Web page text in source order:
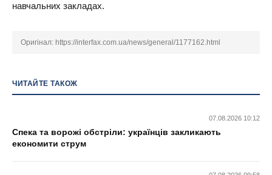
навчальних закладах.
Оригінал: https://interfax.com.ua/news/general/1177162.html
ЧИТАЙТЕ ТАКОЖ
07.08.2026 10:12
Спека та ворожі обстріли: українців закликають
економити струм